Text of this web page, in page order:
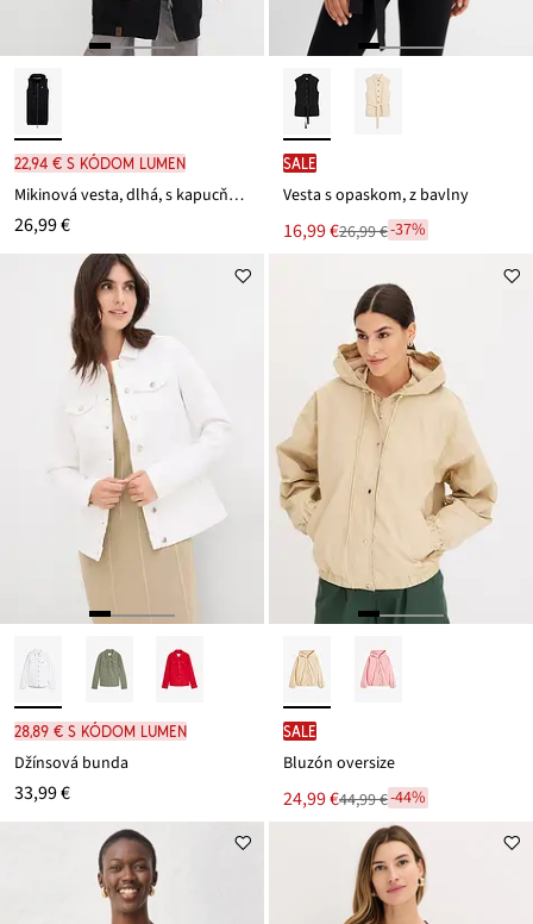
22,94 € s kódom LUMEN
Mikinová vesta, dlhá, s kapucňou, z bavlneného mixu
26,99 €
SALE
Vesta s opaskom, z bavlny
Nová
cena
16,99 €
Zľava 26,99 €-37%
28,89 € s kódom LUMEN
Džínsová bunda
33,99 €
SALE
Bluzón oversize
Nová
cena
24,99 €
Zľava 44,99 €-44%